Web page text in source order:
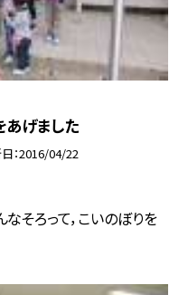
げました
2016/04/22
なそろって，こいのぼりを